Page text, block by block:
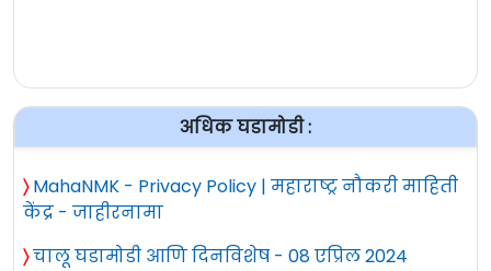
अधिक घडामोडी :
〉 MahaNMK - Privacy Policy | महाराष्ट्र नौकरी माहिती
केंद्र - जाहीरनामा
〉चालू घडामोडी आणि दिनविशेष - 08 एप्रिल 2024